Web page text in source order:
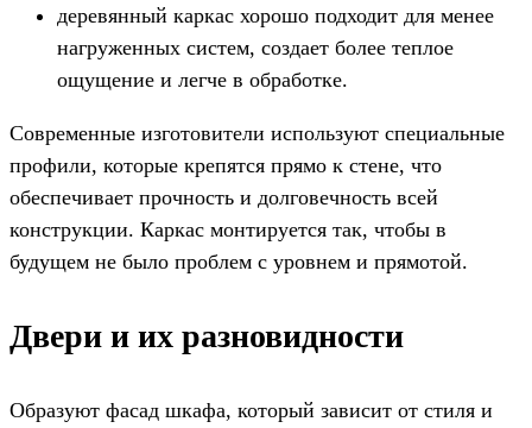
деревянный каркас хорошо подходит для менее
нагруженных систем, создает более теплое
ощущение и легче в обработке.
Современные изготовители используют специальные
профили, которые крепятся прямо к стене, что
обеспечивает прочность и долговечность всей
конструкции. Каркас монтируется так, чтобы в
будущем не было проблем с уровнем и прямотой.
Двери и их разновидности
Образуют фасад шкафа, который зависит от стиля и